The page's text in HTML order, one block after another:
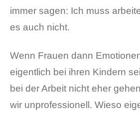
immer sagen: Ich muss
es auch nicht.
Wenn Frauen dann
eigentlich bei ihren Kindern
bei der Arbeit nicht eher
wir unprofessionell. Wieso